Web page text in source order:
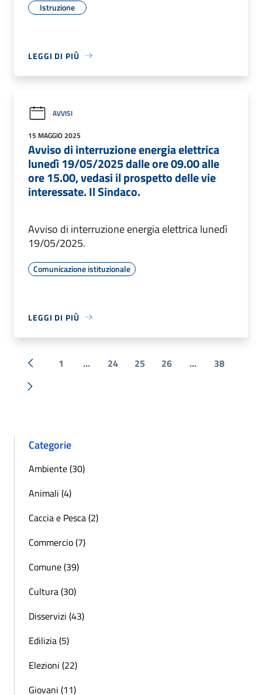
Istruzione
LEGGI DI PIÙ
AVVISI
15 MAGGIO 2025
Avviso di interruzione energia elettrica
lunedì 19/05/2025 dalle ore 09.00 alle
ore 15.00, vedasi il prospetto delle vie
interessate. Il Sindaco.
Avviso di interruzione energia elettrica lunedì
19/05/2025.
Comunicazione istituzionale
LEGGI DI PIÙ
« Precedente
1 ... 24 25 26 ... 38
Successiva »
Categorie
Ambiente (30)
Animali (4)
Caccia e Pesca (2)
Commercio (7)
Comune (39)
Cultura (30)
Disservizi (43)
Edilizia (5)
Elezioni (22)
Giovani (11)